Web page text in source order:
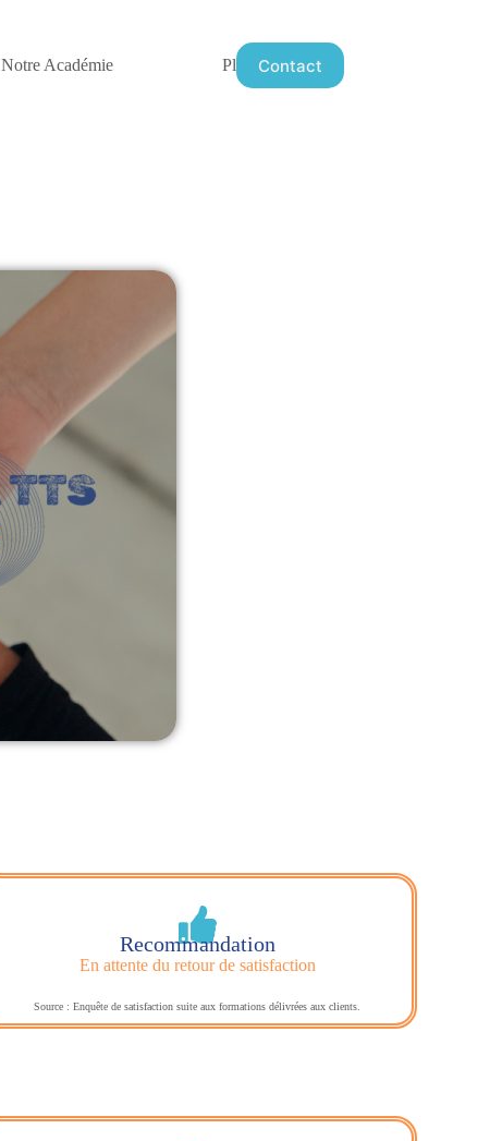
Notre Académie Plus Contact
Recommandation
En attente du retour de satisfaction
Source : Enquête de satisfaction suite aux formations délivrées aux clients.